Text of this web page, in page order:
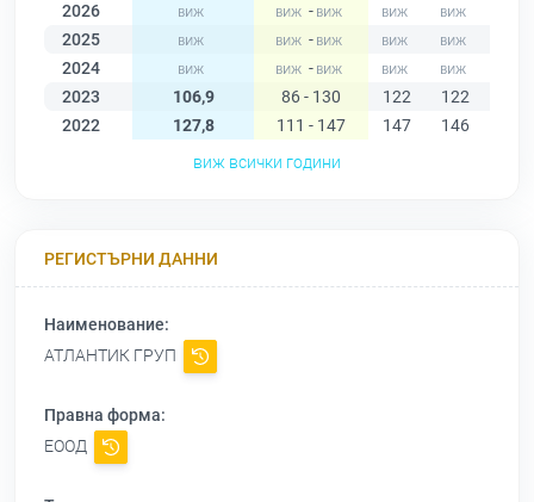
2026
-
2025
-
2024
-
2023
106,9 86 - 130 122 122
2022
127,8 111 - 147 147 146
виж всички години
РЕГИСТЪРНИ ДАННИ
Наименование:
АТЛАНТИК ГРУП
Правна форма:
ЕООД